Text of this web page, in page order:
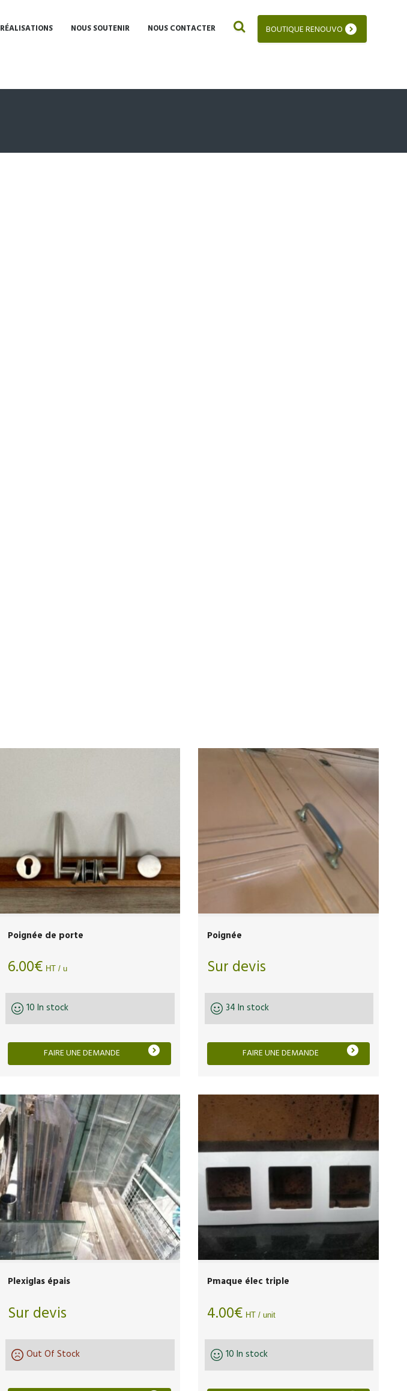
BOUTIQUE RENOUVO
RÉALISATIONS NOUS SOUTENIR NOUS CONTACTER
Poignée de porte
6.00€ HT / u
10 In stock
FAIRE UNE DEMANDE
Poignée
Sur devis
34 In stock
FAIRE UNE DEMANDE
Plexiglas épais
Sur devis
Out Of Stock
Pmaque élec triple
4.00€ HT / unit
10 In stock